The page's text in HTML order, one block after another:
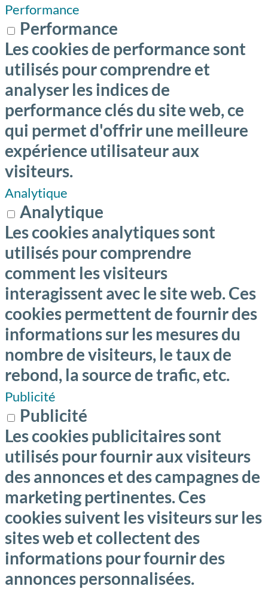
Performance
Performance
Les cookies de performance sont
utilisés pour comprendre et
analyser les indices de
performance clés du site web, ce
qui permet d'offrir une meilleure
expérience utilisateur aux
visiteurs.
Analytique
Analytique
Les cookies analytiques sont
utilisés pour comprendre
comment les visiteurs
interagissent avec le site web. Ces
cookies permettent de fournir des
informations sur les mesures du
nombre de visiteurs, le taux de
rebond, la source de trafic, etc.
Publicité
Publicité
Les cookies publicitaires sont
utilisés pour fournir aux visiteurs
des annonces et des campagnes de
marketing pertinentes. Ces
cookies suivent les visiteurs sur les
sites web et collectent des
informations pour fournir des
annonces personnalisées.